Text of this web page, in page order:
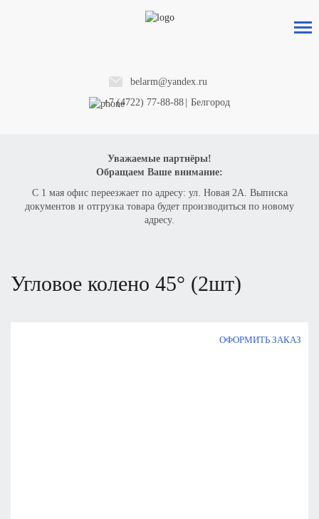
belarm@yandex.ru
+7 (4722) 77-88-88
Белгород
Уважаемые партнёры!
Обращаем Ваше внимание:
С 1 мая офис переезжает по адресу: ул. Новая 2А. Выписка
документов и отгрузка товара будет производиться по новому
адресу.
угловое колено 45° (2шт)
ОФОРМИТЬ ЗАКАЗ